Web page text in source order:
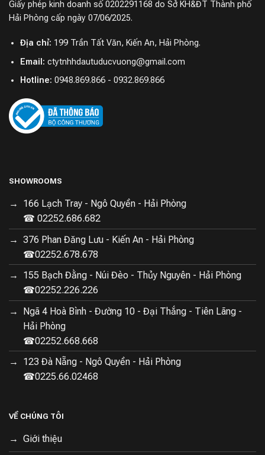
Giấy phép kinh doanh số 0202291168 do Sở KH&ĐT Thành phố
Hải Phòng cấp ngày 07/06/2025.
Địa chỉ: 199 Trần Tất Văn, Kiến An, Hải Phòng.
Email: ctytnhhdautuducvuong@gmail.com
Hotline: 0948.869.866 - 0932.869.866
SHOWROOMS
166 Lạch Tray - Ngô Quyền - Hải Phòng
☎ 02252.686.682
376 Phan Đăng Lưu - Kiến An - Hải Phòng
☎02252.678.678
155 Bạch Đằng - Núi Đèo - Thủy Nguyên - Hải Phòng
☎02252.226.226
Ngã 4 Hoà Bình - Đường 10 - Đại Thắng - Tiên Lãng -
Hải Phòng
☎02252.668.668
123 Đà Nẵng - Ngô Quyền - Hải Phòng
☎0225.66.02468
VỀ CHÚNG TÔI
Giới thiệu